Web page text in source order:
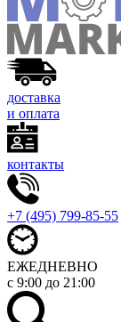
доставка
и оплата
контакты
+7 (495) 799-85-55
ЕЖЕДНЕВНО
с 9:00 до 21:00